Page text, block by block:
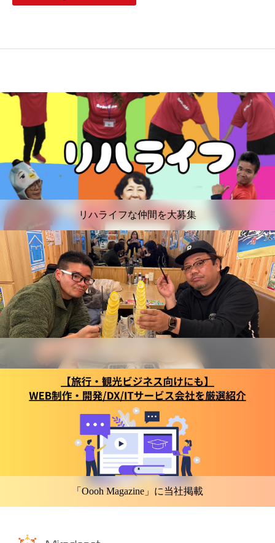
リハライフな仲間を大募集
「Oooh Magazine」に当社掲載